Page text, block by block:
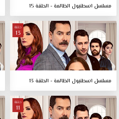
مسلسل اسطنبول الظالمة - الحلقة 15
حلقة
13
مسلسل اسطنبول الظالمة - الحلقة 13
حلقة
11